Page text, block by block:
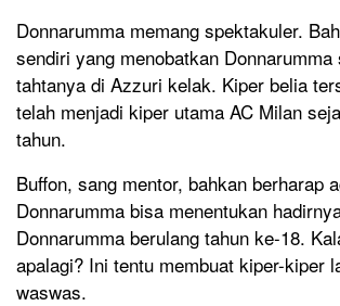
Donnarumma memang spektakuler.
sendiri yang menobatkan
tahtanya di Azzuri kelak. Kiper belia
telah menjadi kiper utama AC Milan
tahun.
Buffon, sang mentor, bahkan berharap
Donnarumma bisa menentukan
Donnarumma berulang tahun ke-18.
apalagi? Ini tentu membuat kiper-kiper
waswas.